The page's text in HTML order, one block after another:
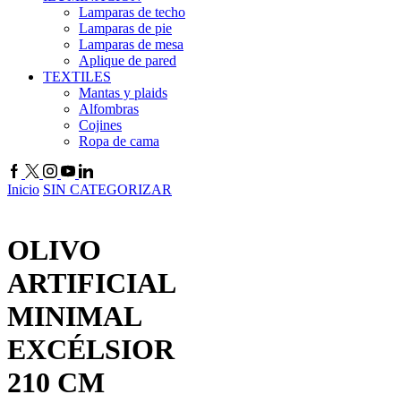
Lamparas de techo
Lamparas de pie
Lamparas de mesa
Aplique de pared
TEXTILES
Mantas y plaids
Alfombras
Cojines
Ropa de cama
Inicio SIN CATEGORIZAR
OLIVO
ARTIFICIAL
MINIMAL
EXCÉLSIOR
210 CM